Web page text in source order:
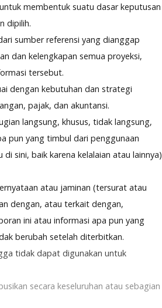
membentuk suatu dasar keputusan
dipilih.
sumber referensi yang dianggap
dan kelengkapan semua proyeksi,
tersebut.
dengan kebutuhan dan strategi
pajak, dan akuntansi.
langsung, khusus, tidak langsung,
pun yang timbul dari penggunaan
sini, baik karena kelalaian atau lainnya)
atau jaminan (tersurat atau
dengan, atau terkait dengan,
ini atau informasi apa pun yang
berubah setelah diterbitkan.
tidak dapat digunakan untuk
secara keseluruhan atau sebagian